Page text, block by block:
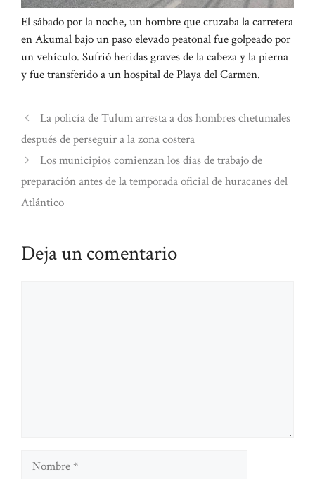
El sábado por la noche, un hombre que cruzaba la carretera
en Akumal bajo un paso elevado peatonal fue golpeado por
un vehículo. Sufrió heridas graves de la cabeza y la pierna
y fue transferido a un hospital de Playa del Carmen.
La policía de Tulum arresta a dos hombres chetumales
después de perseguir a la zona costera
Los municipios comienzan los días de trabajo de
preparación antes de la temporada oficial de huracanes del
Atlántico
Deja un comentario
Nombre